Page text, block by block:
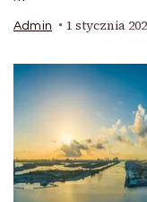
Admin 1 stycznia